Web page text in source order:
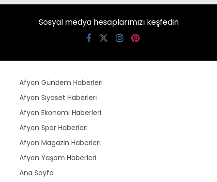
Sosyal medya hesaplarımızı keşfedin
Afyon Gündem Haberleri
Afyon Siyaset Haberleri
Afyon Ekonomi Haberleri
Afyon Spor Haberleri
Afyon Magazin Haberleri
Afyon Yaşam Haberleri
Ana Sayfa